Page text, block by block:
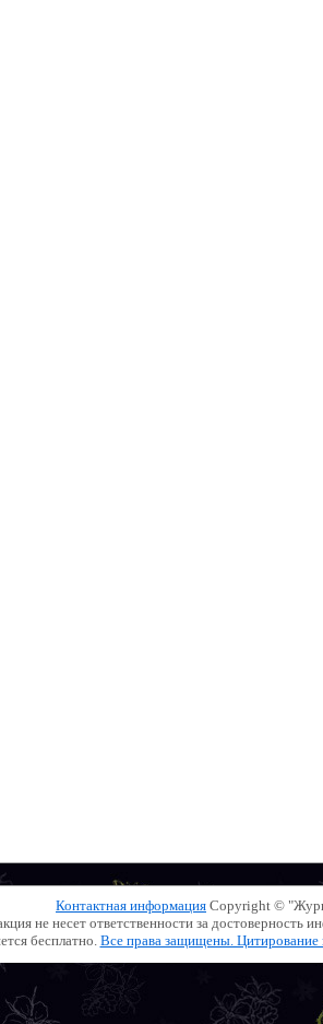
Контактная информация Copyright ©
не несет ответственности за
бесплатно. Все права защищены. Цитирование